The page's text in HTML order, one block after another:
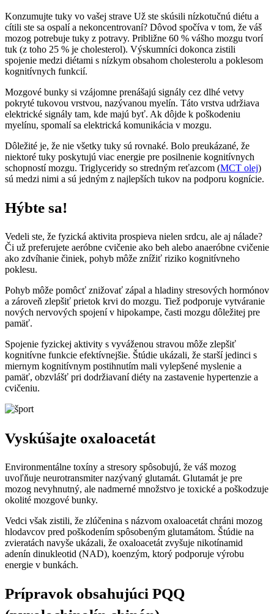
Konzumujte tuky vo vašej strave Už ste skúsili nízkotučnú diétu a
cítili ste sa ospalí a nekoncentrovaní? Dôvod spočíva v tom, že váš
mozog potrebuje tuky z potravy. Približne 60 % vášho mozgu tvorí
tuk (z toho 25 % je cholesterol). Výskumníci dokonca zistili
spojenie medzi diétami s nízkym obsahom cholesterolu a poklesom
kognitívnych funkcií.
Mozgové bunky si vzájomne prenášajú signály cez dlhé vetvy
pokryté tukovou vrstvou, nazývanou myelín. Táto vrstva udržiava
elektrické signály tam, kde majú byť. Ak dôjde k poškodeniu
myelínu, spomalí sa elektrická komunikácia v mozgu.
Dôležité je, že nie všetky tuky sú rovnaké. Bolo preukázané, že
niektoré tuky poskytujú viac energie pre posilnenie kognitívnych
schopností mozgu. Triglyceridy so stredným reťazcom (MCT olej)
sú medzi nimi a sú jedným z najlepších tukov na podporu kognície.
Hýbte sa!
Vedeli ste, že fyzická aktivita prospieva nielen srdcu, ale aj nálade?
Či už preferujete aeróbne cvičenie ako beh alebo anaeróbne cvičenie
ako zdvíhanie činiek, pohyb môže znížiť riziko kognitívneho
poklesu.
Pohyb môže pomôcť znižovať zápal a hladiny stresových hormónov
a zároveň zlepšiť prietok krvi do mozgu. Tiež podporuje vytváranie
nových nervových spojení v hipokampe, časti mozgu dôležitej pre
pamäť.
Spojenie fyzickej aktivity s vyváženou stravou môže zlepšiť
kognitívne funkcie efektívnejšie. Štúdie ukázali, že starší jedinci s
miernym kognitívnym postihnutím mali vylepšené myslenie a
pamäť, obzvlášť pri dodržiavaní diéty na zastavenie hypertenzie a
cvičeniu.
Vyskúšajte oxaloacetát
Environmentálne toxíny a stresory spôsobujú, že váš mozog
uvoľňuje neurotransmiter nazývaný glutamát. Glutamát je pre
mozog nevyhnutný, ale nadmerné množstvo je toxické a poškodzuje
okolité mozgové bunky.
Vedci však zistili, že zlúčenina s názvom oxaloacetát chráni mozog
hlodavcov pred poškodením spôsobeným glutamátom. Štúdie na
zvieratách navyše ukázali, že oxaloacetát zvyšuje nikotínamid
adenín dinukleotid (NAD), koenzým, ktorý podporuje výrobu
energie v bunkách.
Prípravok obsahujúci PQQ